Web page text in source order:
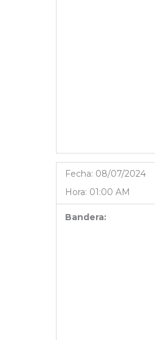
Fecha: 08/07/2024
Hora: 01:00 AM
Bandera: